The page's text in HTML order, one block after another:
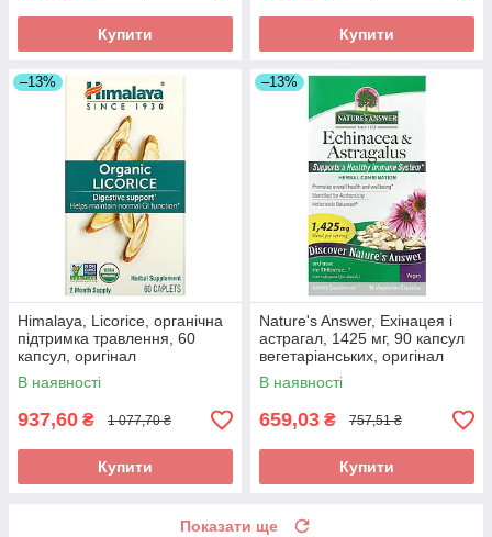
Купити Купити
–13%
Himalaya, Licorice, органічна
підтримка травлення, 60
капсул, оригінал
В наявності
937,60 ₴ 1 077,70 ₴
Купити
–13%
Nature's Answer, Ехінацея і
астрагал, 1425 мг, 90 капсул
вегетаріанських, оригінал
В наявності
659,03 ₴ 757,51 ₴
Купити
Показати ще